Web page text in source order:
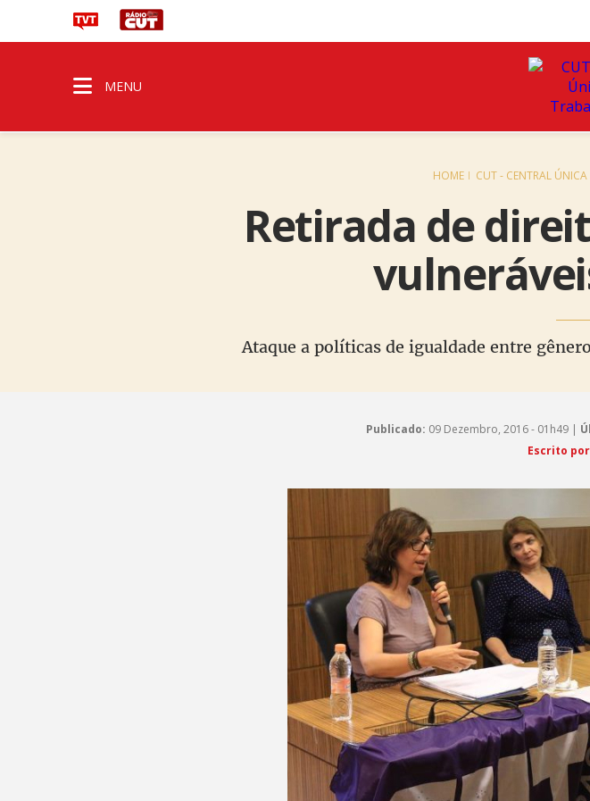
MENU
HOME CUT - CENTRAL
Retirada de
Ataque a políticas de igualdade entre
Publicado: 09 Dezembro, 2016 - 01h49 |
Escrito